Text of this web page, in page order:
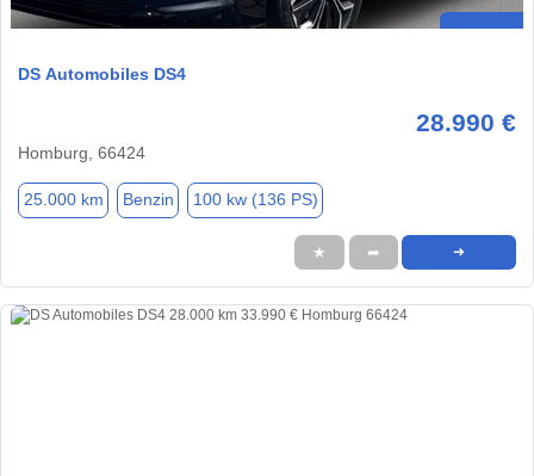
DS Automobiles DS4
28.990 €
Homburg, 66424
25.000 km Benzin 100 kw (136 PS)
★ ➦ ➜